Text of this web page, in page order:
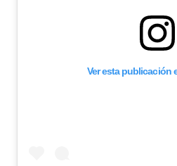
Ver esta publicación